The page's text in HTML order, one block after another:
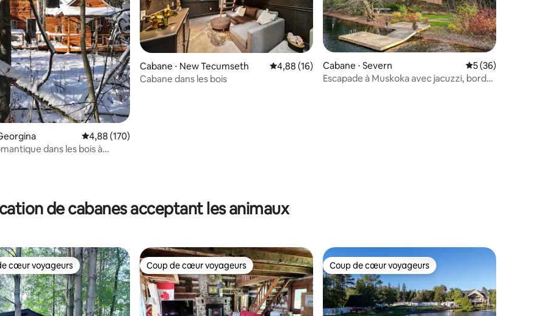
base de 58 commentaires : 4,81 sur 5
Évaluation moyenne sur la base de 170 commentaires : 4,88 sur 5
4,88 (170)
dans les bois à
Cabane ⋅ New Tecumseth Évaluation moyenne sur la base de 16 commentaires : 4,88 sur 5
4,88 (16)
Cabane dans les bois
Cabane ⋅ Severn Évaluation
5 (36)
Escapade à Muskoka avec jacuzzi, bord
de cabanes acceptant les animaux
cœur voyageurs les plus appréciés
cœur voyageurs Coup de cœur voyageurs
Coup de cœur voyageurs Coup de cœur voyageurs
Coup de cœur voyageurs